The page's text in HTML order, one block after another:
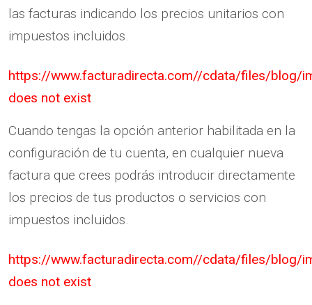
las facturas indicando los precios unitarios con
impuestos incluidos.
https://www.facturadirecta.com//cdata/files/blog/
does not exist
Cuando tengas la opción anterior habilitada en la
configuración de tu cuenta, en cualquier nueva
factura que crees podrás introducir directamente
los precios de tus productos o servicios con
impuestos incluidos.
https://www.facturadirecta.com//cdata/files/blog/
does not exist